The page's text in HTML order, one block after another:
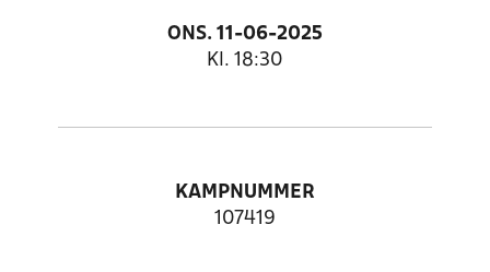
ONS. 11-06-2025
Kl. 18:30
KAMPNUMMER
107419